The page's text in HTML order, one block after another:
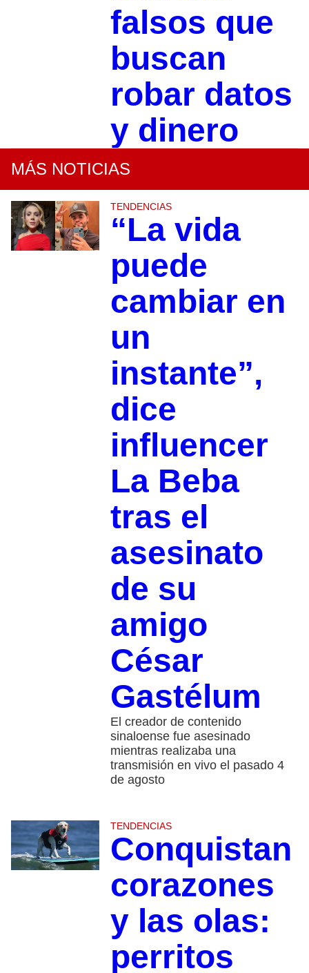
falsos que
buscan
robar datos
y dinero
MÁS NOTICIAS
TENDENCIAS
“La vida
puede
cambiar en
un
instante”,
dice
influencer
La Beba
tras el
asesinato
de su
amigo
César
Gastélum
El creador de contenido
sinaloense fue asesinado
mientras realizaba una
transmisión en vivo el pasado 4
de agosto
TENDENCIAS
Conquistan
corazones
y las olas:
perritos